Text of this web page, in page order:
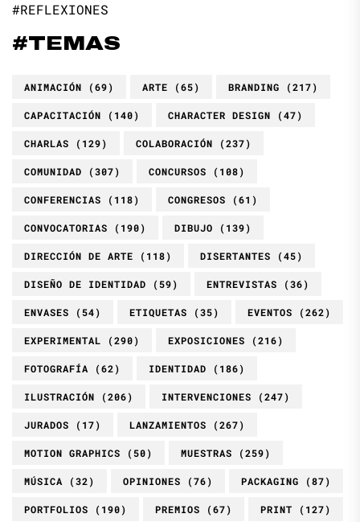
#REFLEXIONES
#TEMAS
ANIMACIÓN (69) ARTE (65) BRANDING (217)
CAPACITACIÓN (140) CHARACTER DESIGN (47)
CHARLAS (129) COLABORACIÓN (237)
COMUNIDAD (307) CONCURSOS (108)
CONFERENCIAS (118) CONGRESOS (61)
CONVOCATORIAS (190) DIBUJO (139)
DIRECCIÓN DE ARTE (118) DISERTANTES (45)
DISEÑO DE IDENTIDAD (59) ENTREVISTAS (36)
ENVASES (54) ETIQUETAS (35) EVENTOS (262)
EXPERIMENTAL (290) EXPOSICIONES (216)
FOTOGRAFÍA (62) IDENTIDAD (186)
ILUSTRACIÓN (206) INTERVENCIONES (247)
JURADOS (17) LANZAMIENTOS (267)
MOTION GRAPHICS (50) MUESTRAS (259)
MÚSICA (32) OPINIONES (76) PACKAGING (87)
PORTFOLIOS (190) PREMIOS (67) PRINT (127)